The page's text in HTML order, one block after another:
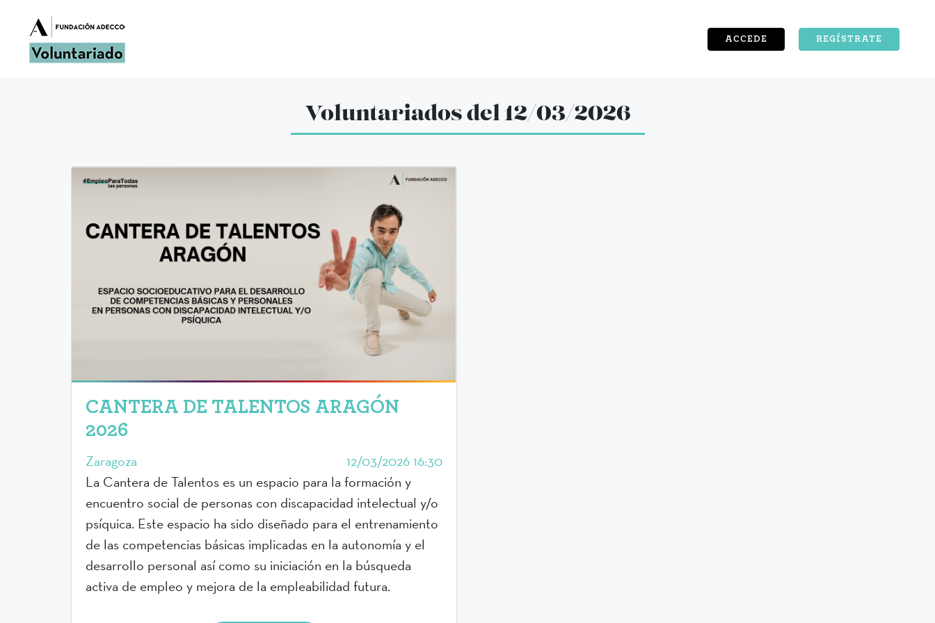
ACCEDE REGÍSTRATE
Voluntariados del 12/03/2026
CANTERA DE TALENTOS ARAGÓN
2026
Zaragoza
12/03/2026 16:30
La Cantera de Talentos es un espacio para la formación y
encuentro social de personas con discapacidad intelectual y/o
psíquica. Este espacio ha sido diseñado para el entrenamiento
de las competencias básicas implicadas en la autonomía y el
desarrollo personal así como su iniciación en la búsqueda
activa de empleo y mejora de la empleabilidad futura.